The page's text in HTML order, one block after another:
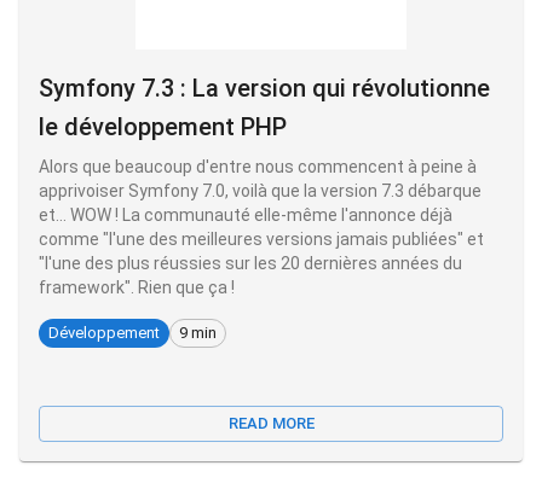
Symfony 7.3 : La version qui révolutionne
le développement PHP
Alors que beaucoup d'entre nous commencent à peine à
apprivoiser Symfony 7.0, voilà que la version 7.3 débarque
et... WOW ! La communauté elle-même l'annonce déjà
comme "l'une des meilleures versions jamais publiées" et
"l'une des plus réussies sur les 20 dernières années du
framework". Rien que ça !
Développement 9 min
READ MORE